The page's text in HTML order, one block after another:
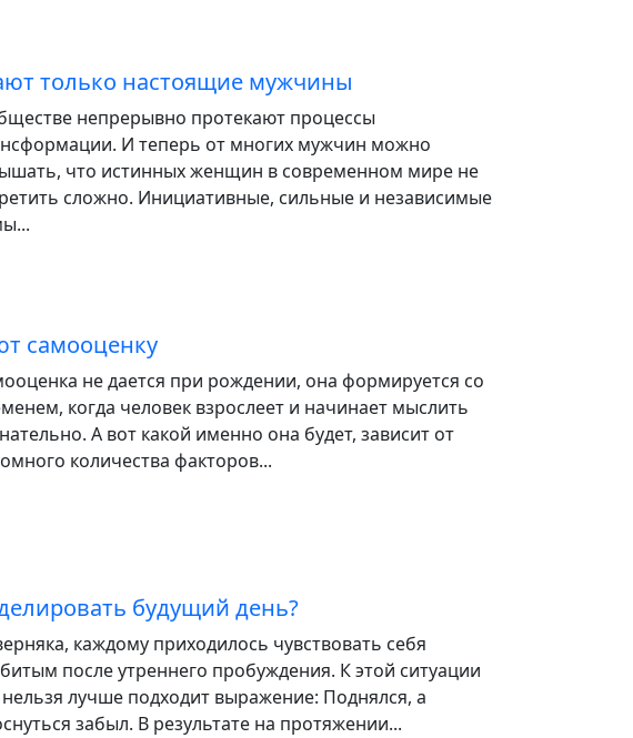
только настоящие мужчины
непрерывно протекают процессы
И теперь от многих мужчин можно
что истинных женщин в современном мире не
сложно. Инициативные, сильные и независимые
самооценку
не дается при рождении, она формируется со
когда человек взрослеет и начинает мыслить
А вот какой именно она будет, зависит от
количества факторов...
будущий день?
каждому приходилось чувствовать себя
после утреннего пробуждения. К этой ситуации
нельзя лучше подходит выражение: Поднялся, а
забыл. В результате на протяжении...